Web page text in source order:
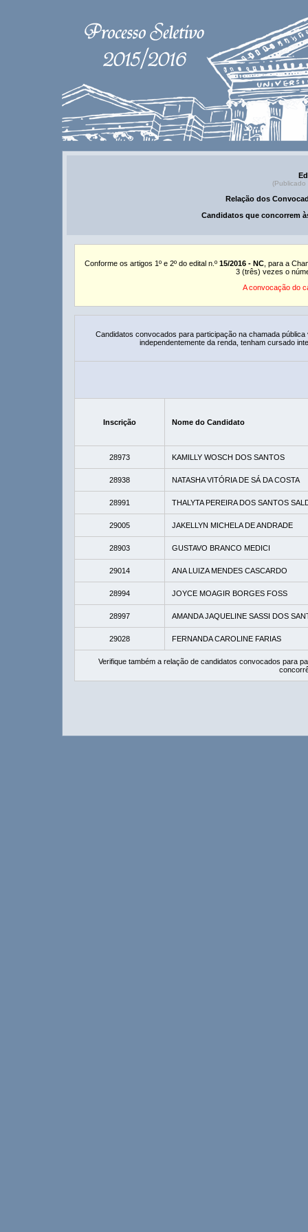
(Publicado
Relação dos
Candidatos que concorrem
Conforme os artigos 1º e 2º do edital n.º 15/2016 - NC , para a
3 (três) vezes o
A convocação do
Candidatos convocados para participação na chamada
independentemente da renda, tenham cursado
Inscrição Nome do Candidato
28973 KAMILLY WOSCH DOS SANTOS
28938 NATASHA VITÓRIA DE SÁ DA COSTA
28991 THALYTA PEREIRA DOS SANTOS
29005 JAKELLYN MICHELA DE ANDRADE
28903 GUSTAVO BRANCO MEDICI
29014 ANA LUIZA MENDES CASCARDO
28994 JOYCE MOAGIR BORGES FOSS
28997 AMANDA JAQUELINE SASSI DOS
29028 FERNANDA CAROLINE FARIAS
Verifique também a relação de candidatos convocados para